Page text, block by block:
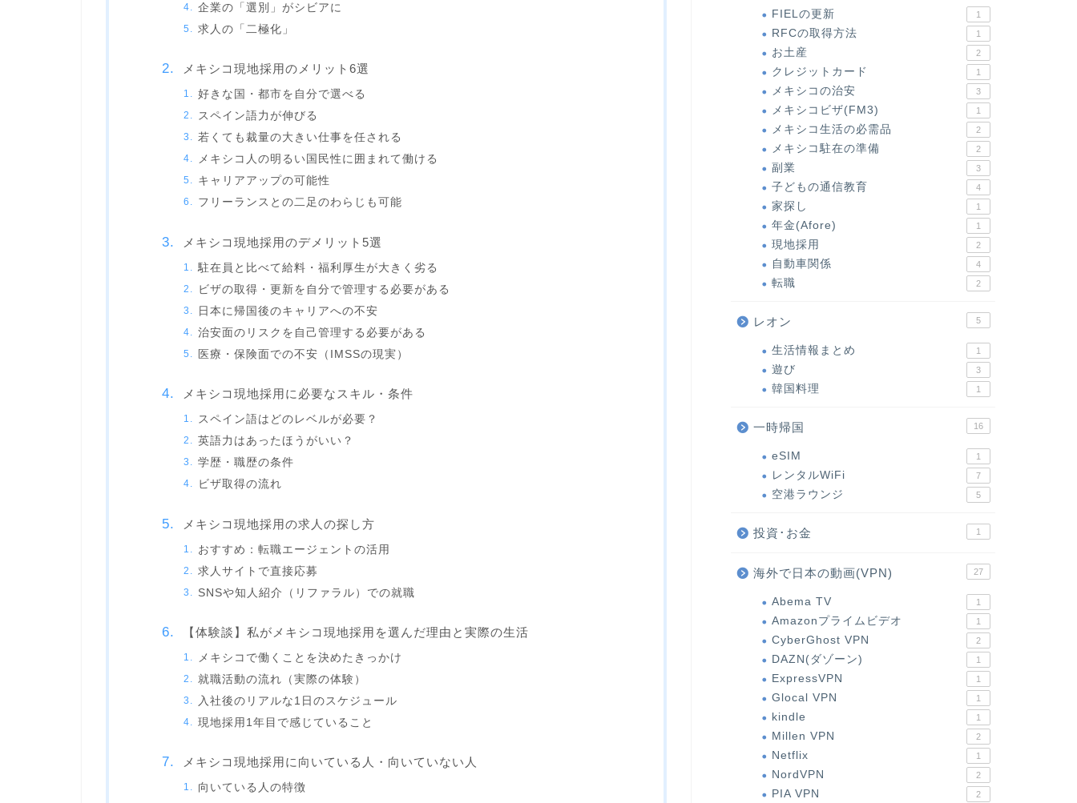
企業の「選別」がシビアに
求人の「二極化」
メキシコ現地採用のメリット6選
好きな国・都市を自分で選べる
スペイン語力が伸びる
若くても裁量の大きい仕事を任される
メキシコ人の明るい国民性に囲まれて働ける
キャリアアップの可能性
フリーランスとの二足のわらじも可能
メキシコ現地採用のデメリット5選
駐在員と比べて給料・福利厚生が大きく劣る
ビザの取得・更新を自分で管理する必要がある
日本に帰国後のキャリアへの不安
治安面のリスクを自己管理する必要がある
医療・保険面での不安（IMSSの現実）
メキシコ現地採用に必要なスキル・条件
スペイン語はどのレベルが必要？
英語力はあったほうがいい？
学歴・職歴の条件
ビザ取得の流れ
メキシコ現地採用の求人の探し方
おすすめ：転職エージェントの活用
求人サイトで直接応募
SNSや知人紹介（リファラル）での就職
【体験談】私がメキシコ現地採用を選んだ理由と実際の生活
メキシコで働くことを決めたきっかけ
就職活動の流れ（実際の体験）
入社後のリアルな1日のスケジュール
現地採用1年目で感じていること
メキシコ現地採用に向いている人・向いていない人
向いている人の特徴
FIELの更新 1
RFCの取得方法 1
お土産 2
クレジットカード 1
メキシコの治安 3
メキシコビザ(FM3) 1
メキシコ生活の必需品 2
メキシコ駐在の準備 2
副業 3
子どもの通信教育 4
家探し 1
年金(Afore) 1
現地採用 2
自動車関係 4
転職 2
レオン 5
生活情報まとめ 1
遊び 3
韓国料理 1
一時帰国 16
eSIM 1
レンタルWiFi 7
空港ラウンジ 5
投資･お金 1
海外で日本の動画(VPN) 27
Abema TV 1
Amazonプライムビデオ 1
CyberGhost VPN 2
DAZN(ダゾーン) 1
ExpressVPN 1
Glocal VPN 1
kindle 1
Millen VPN 2
Netflix 1
NordVPN 2
PIA VPN 2